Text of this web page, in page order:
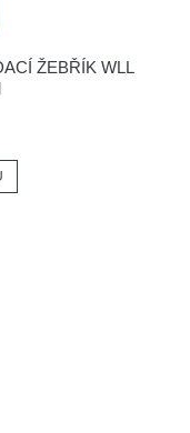
ŽEBŘÍK WLL